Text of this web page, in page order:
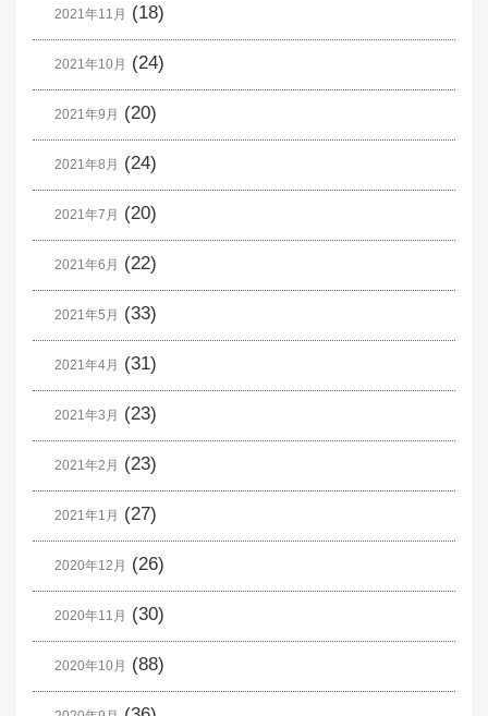
2021年11月 (18)
2021年10月 (24)
2021年9月 (20)
2021年8月 (24)
2021年7月 (20)
2021年6月 (22)
2021年5月 (33)
2021年4月 (31)
2021年3月 (23)
2021年2月 (23)
2021年1月 (27)
2020年12月 (26)
2020年11月 (30)
2020年10月 (88)